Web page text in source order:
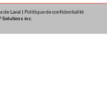
de Laval | Politique de confidentialité
Solutions inc.